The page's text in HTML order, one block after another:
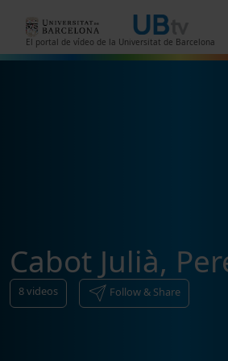
El portal de vídeo de la Universitat de Barcelona
Cabot Julià,
8videos Follow & Share